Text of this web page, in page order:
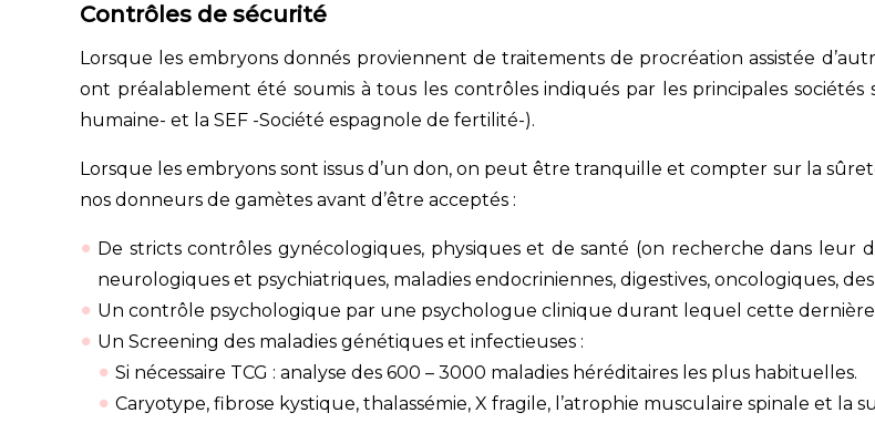
Contrôles de sécurité
Lorsque les embryons donnés proviennent de traitements de procréation assistée
ont préalablement été soumis à tous les contrôles indiqués par les principales
humaine- et la SEF -Société espagnole de fertilité-).
Lorsque les embryons sont issus d’un don, on peut être tranquille et compter sur la
nos donneurs de gamètes avant d’être acceptés :
De stricts contrôles gynécologiques, physiques et de santé (on recherche dans leur
neurologiques et psychiatriques, maladies endocriniennes, digestives, oncologiques,
Un contrôle psychologique par une psychologue clinique durant lequel cette
Un Screening des maladies génétiques et infectieuses :
Si nécessaire TCG : analyse des 600 – 3000 maladies héréditaires les plus habituelles.
Caryotype, fibrose kystique, thalassémie, X fragile, l’atrophie musculaire spinale et la